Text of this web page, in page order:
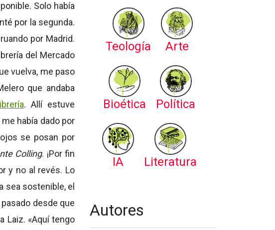
Solo había
por la segunda.
por Madrid.
del Mercado
vuelva, me paso
que andaba
. Allí estuve
había dado por
se posan por
Colling. ¡Por fin
y no al revés. Lo
sea sostenible, el
desde que
Laiz. «Aquí tengo
Teología Arte
Bioética Política
IA Literatura
Autores